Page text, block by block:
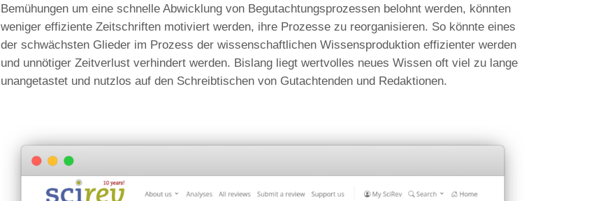
Bemühungen um eine schnelle Abwicklung von Begutachtungsprozessen belohnt werden, könnten
weniger effiziente Zeitschriften motiviert werden, ihre Prozesse zu reorganisieren. So könnte eines
der schwächsten Glieder im Prozess der wissenschaftlichen Wissensproduktion effizienter werden
und unnötiger Zeitverlust verhindert werden. Bislang liegt wertvolles neues Wissen oft viel zu lange
unangetastet und nutzlos auf den Schreibtischen von Gutachtenden und Redaktionen.